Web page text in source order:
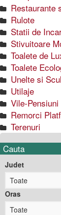
Restaurante
Rulote
Statii de
Stivuitoare
Toalete de
Toalete
Unelte si
Utilaje
Vile-Pensiuni
Remorci
Terenuri
Cauta
Judet
Oras